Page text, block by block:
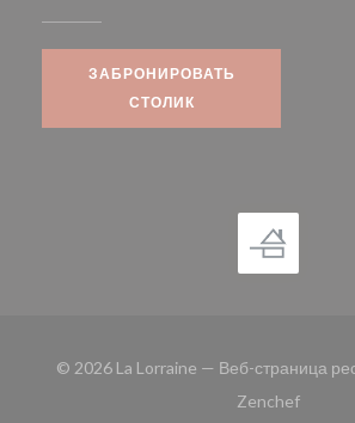
ЗАБРОНИРОВАТЬ
СТОЛИК
© 2026 La Lorraine — Веб-страница
Zenchef